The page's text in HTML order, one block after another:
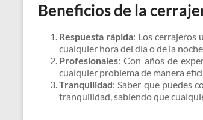
Beneficios de la
Respuesta rápida: Los cerrajeros
cualquier hora del día o de la
Profesionales: Con años de
cualquier problema de manera
Tranquilidad: Saber que puedes
tranquilidad, sabiendo que